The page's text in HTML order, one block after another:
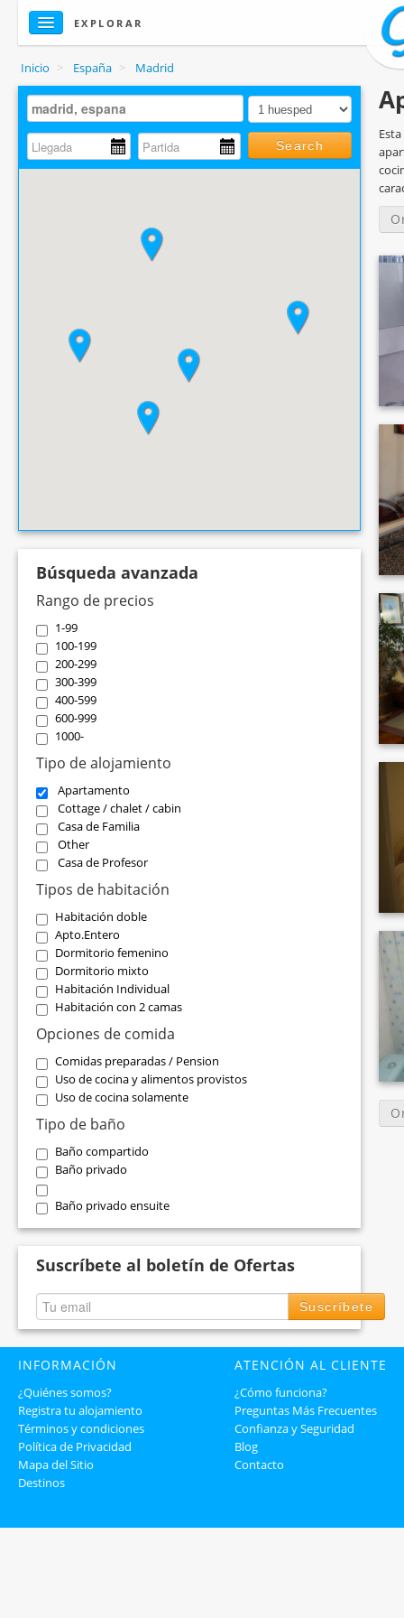
EXPLORAR
Inicio > España > Madrid
Search
Búsqueda avanzada
Rango de precios
1-99
100-199
200-299
300-399
400-599
600-999
1000-
Tipo de alojamiento
Apartamento
Cottage / chalet / cabin
Casa de Familia
Other
Casa de Profesor
Tipos de habitación
Habitación doble
Apto.Entero
Dormitorio femenino
Dormitorio mixto
Habitación Individual
Habitación con 2 camas
Opciones de comida
Comidas preparadas / Pension
Uso de cocina y alimentos provistos
Uso de cocina solamente
Tipo de baño
Baño compartido
Baño privado
Baño privado ensuite
Suscríbete al boletín de Ofertas
Suscríbete
INFORMACIÓN
¿Quiénes somos?
Registra tu alojamiento
Términos y condiciones
Política de Privacidad
Mapa del Sitio
Destinos
ATENCIÓN AL CLIENTE
¿Cómo funciona?
Preguntas Más Frecuentes
Confianza y Seguridad
Blog
Contacto